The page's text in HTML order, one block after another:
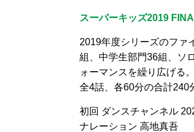
スーパーキッズ2019
2019年度シリーズのファ
組、中学生部門36組、ソ
ォーマンスを繰り広げる
全4話、各60分の合計240
初回 ダンスチャンネル
ナレーション 高地真吾